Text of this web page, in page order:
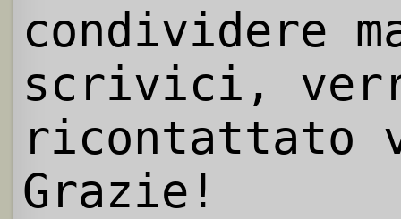
condividere
scrivici,
ricontattato
Grazie!